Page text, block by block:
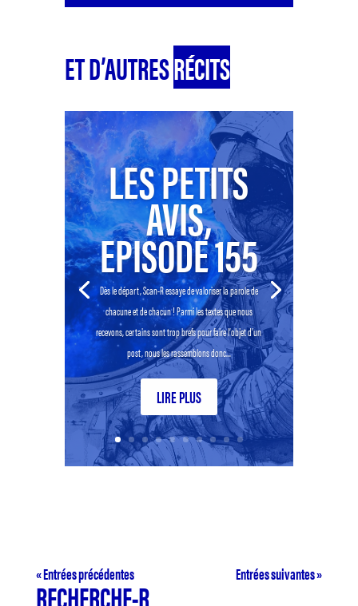
ET D’AUTRESRÉCITS
LES PETITS
AVIS,
EPISODE 155
Dès le départ, Scan-R essaye de valoriser la parole de
chacune et de chacun ! Parmi les textes que nous
recevons, certains sont trop brefs pour faire l’objet d’un
post, nous les rassemblons donc...
LIRE PLUS
« Entrées précédentes Entrées suivantes »
RECHERCHE-R